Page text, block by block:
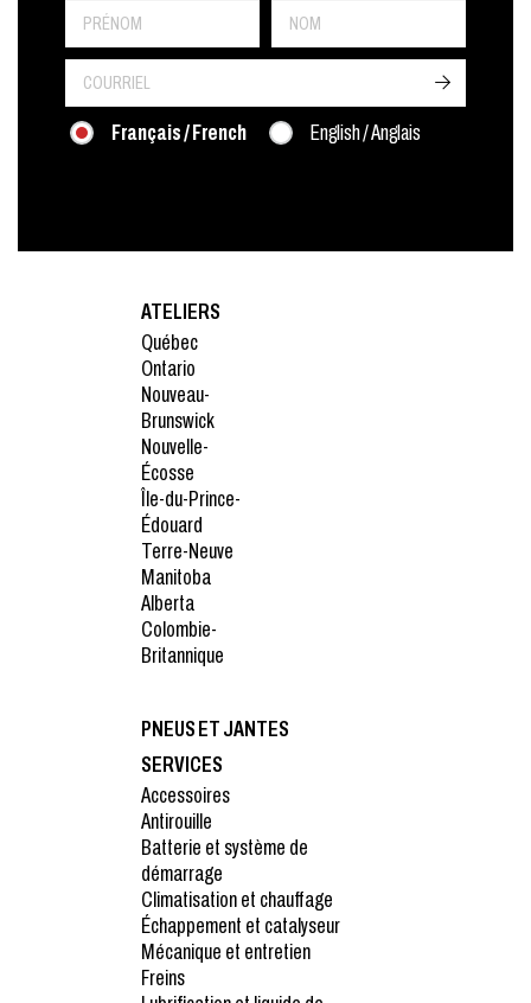
Français / French English / Anglais
->
ATELIERS
Québec
Ontario
Nouveau-
Brunswick
Nouvelle-
Écosse
Île-du-Prince-
Édouard
Terre-Neuve
Manitoba
Alberta
Colombie-
Britannique
PNEUS ET JANTES
SERVICES
Accessoires
Antirouille
Batterie et système de
démarrage
Climatisation et chauffage
Échappement et catalyseur
Mécanique et entretien
Freins